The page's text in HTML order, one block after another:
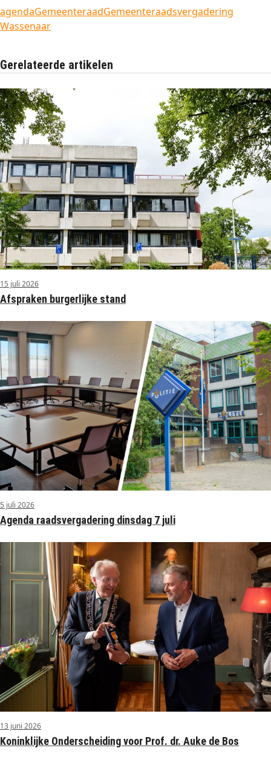
agendaGemeenteraadGemeenteraadsvergadering
Wassenaar
Gerelateerde artikelen
15 juli 2026
Afspraken burgerlijke stand
5 juli 2026
Agenda raadsvergadering dinsdag 7 juli
13 juni 2026
Koninklijke Onderscheiding voor Prof. dr. Auke de Bos